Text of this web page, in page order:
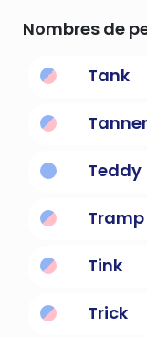
Nombres de
Tank
Tanner
Teddy
Tramp
tiene un
Tink
Trick